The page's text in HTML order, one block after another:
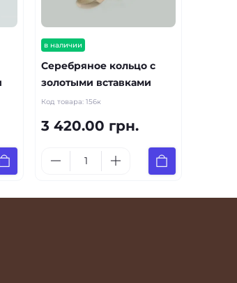
в наличии
Серебряное кольцо с
золотыми вставками
Код товара:156к
3 420.00 грн.